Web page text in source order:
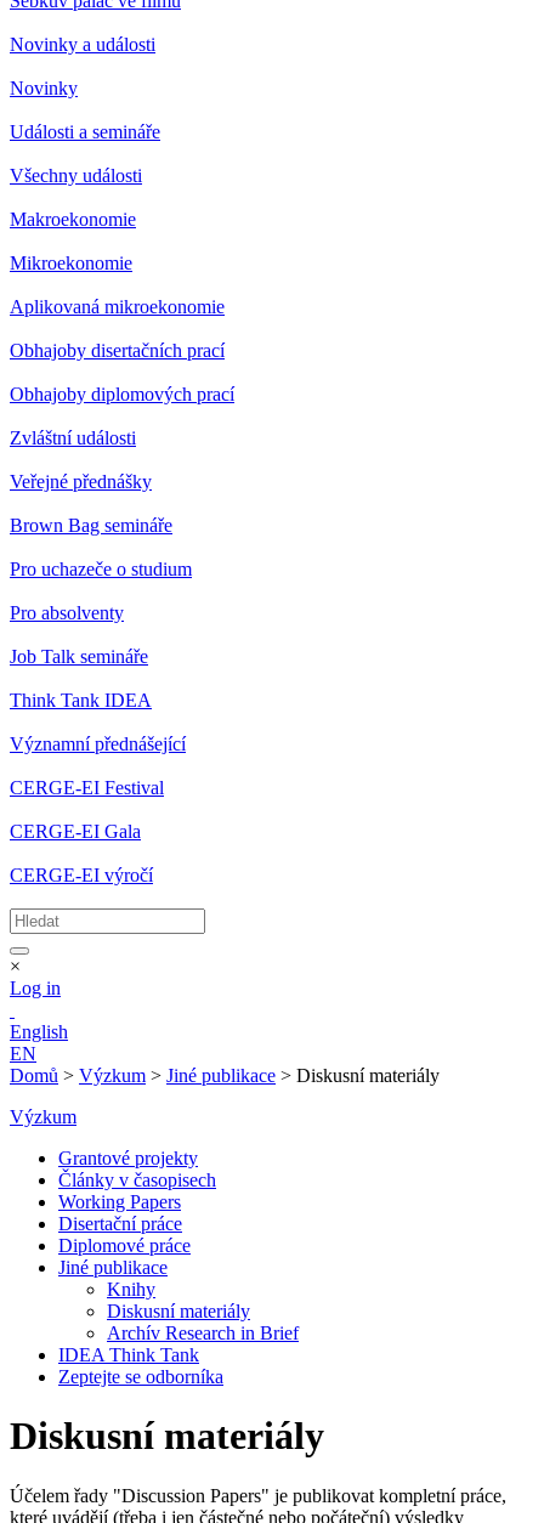
Novinky a události
Novinky
Události a semináře
Všechny události
Makroekonomie
Mikroekonomie
Aplikovaná mikroekonomie
Obhajoby disertačních prací
Obhajoby diplomových prací
Zvláštní události
Veřejné přednášky
Brown Bag semináře
Pro uchazeče o studium
Pro absolventy
Job Talk semináře
Think Tank IDEA
Významní přednášející
CERGE-EI Festival
CERGE-EI Gala
CERGE-EI výročí
×
Log in
English
EN
Domů > Výzkum > Jiné publikace > Diskusní materiály
Výzkum
Grantové projekty
Články v časopisech
Working Papers
Disertační práce
Diplomové práce
Jiné publikace
Knihy
Diskusní materiály
Archív Research in Brief
IDEA Think Tank
Zeptejte se odborníka
Diskusní materiály
Účelem řady "Discussion Papers" je publikovat kompletní práce,
které uvádějí (třeba i jen částečné nebo počáteční) výsledky